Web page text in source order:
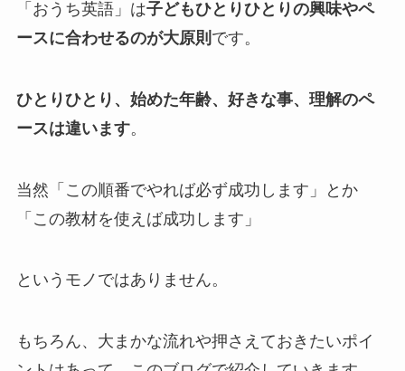
「おうち英語」は子どもひとりひとりの興味やペ
ースに合わせるのが大原則 です。
ひとりひとり 、 始めた年齢、好きな事、理解のペ
ースは違います。
当然「この順番でやれば必ず成功します」とか
「この教材を使えば成功します」
というモノではありません。
もちろん、大まかな流れや押さえておきたいポイ